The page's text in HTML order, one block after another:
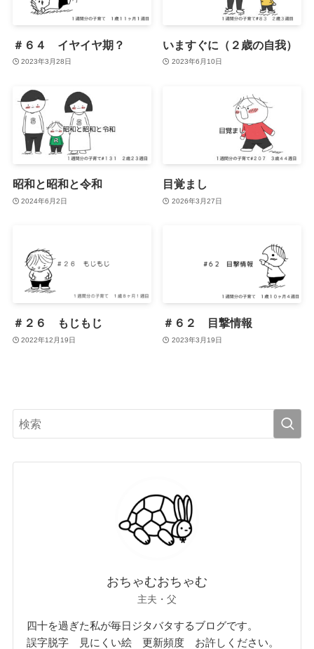
＃６４ イヤイヤ期？
2023年3月28日
いますぐに（２歳の自我）
2023年6月10日
昭和と昭和と令和
2024年6月2日
目覚まし
2026年3月27日
＃２６ もじもじ
2022年12月19日
＃６２ 目撃情報
2023年3月19日
おちゃむおちゃむ
主夫・父
四十を過ぎた私が毎日ジタバタするブログです。
誤字脱字 見にくい絵 更新頻度 お許しください。